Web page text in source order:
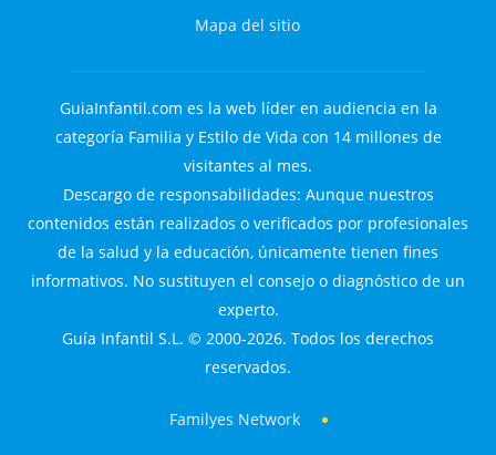
Mapa del sitio
GuiaInfantil.com es la web líder en audiencia en la
categoría Familia y Estilo de Vida con 14 millones de
visitantes al mes.
Descargo de responsabilidades: Aunque nuestros
contenidos están realizados o verificados por profesionales
de la salud y la educación, únicamente tienen fines
informativos. No sustituyen el consejo o diagnóstico de un
experto.
Guía Infantil S.L. © 2000-2026. Todos los derechos
reservados.
Familyes Network